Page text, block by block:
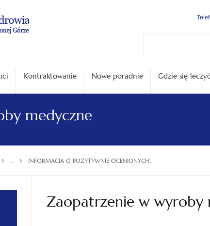
Kontraktowanie Nowe poradnie Gdzie się leczyć
medyczne
› ... › INFORMACJA O POZYTYWNIE OCENIONYCH...
Zaopatrzenie w wyroby